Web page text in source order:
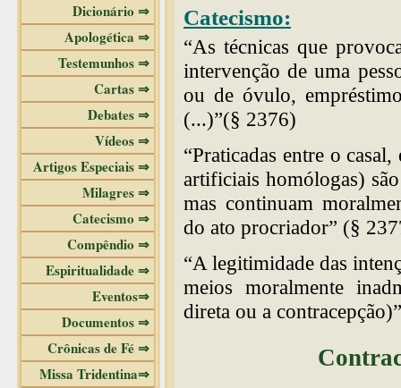
Dicionário ⇒
Apologética ⇒
Testemunhos ⇒
Cartas ⇒
Debates ⇒
Vídeos ⇒
Artigos Especiais ⇒
Milagres ⇒
Catecismo ⇒
Compêndio ⇒
Espiritualidade ⇒
Eventos⇒
Documentos ⇒
Crônicas de Fé ⇒
Missa Tridentina⇒
Catecismo:
“As técnicas que
intervenção de uma
ou de óvulo,
(...)”(§ 2376)
“Praticadas entre o
artificiais homólogas)
mas continuam
do ato procriador” (§
“A legitimidade das
meios moralmente
direta ou a